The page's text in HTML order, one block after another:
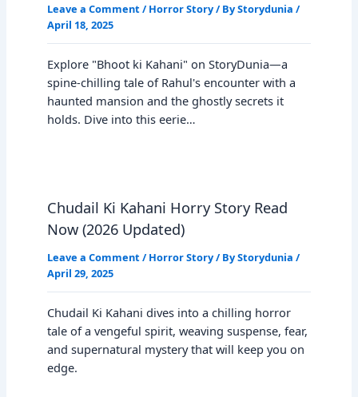
Leave a Comment / Horror Story/ ByStorydunia /
April 18, 2025
Explore "Bhoot ki Kahani" on StoryDunia—a
spine-chilling tale of Rahul's encounter with a
haunted mansion and the ghostly secrets it
holds. Dive into this eerie…
Chudail Ki Kahani Horry Story Read
Now (2026 Updated)
Leave a Comment / Horror Story/ ByStorydunia /
April 29, 2025
Chudail Ki Kahani dives into a chilling horror
tale of a vengeful spirit, weaving suspense, fear,
and supernatural mystery that will keep you on
edge.